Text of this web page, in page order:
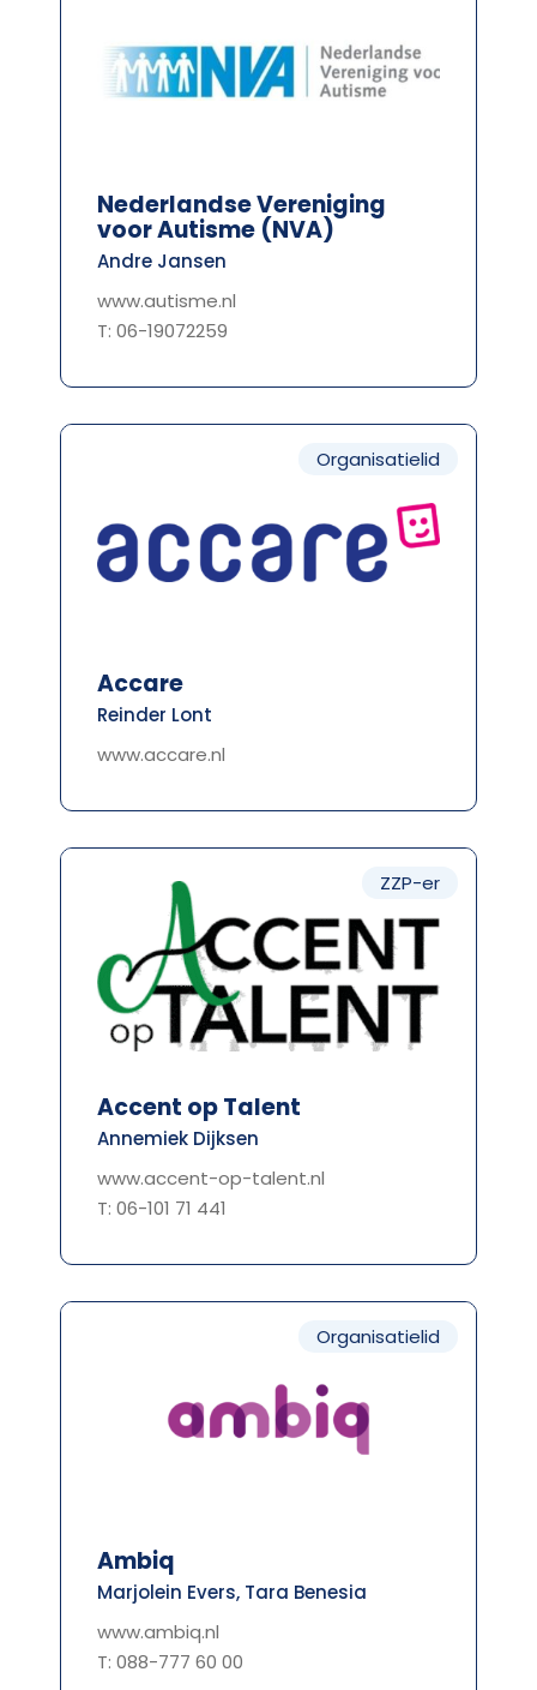
Nederlandse Vereniging
voor Autisme (NVA)
Andre Jansen
www.autisme.nl
T: 06-19072259
Organisatielid
Accare
Reinder Lont
www.accare.nl
ZZP-er
Accent op Talent
Annemiek Dijksen
www.accent-op-talent.nl
T: 06-101 71 441
Organisatielid
Ambiq
Marjolein Evers, Tara Benesia
www.ambiq.nl
T: 088-777 60 00